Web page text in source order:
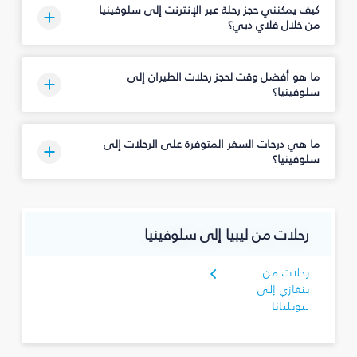
كيف يمكنني حجز رحلة عبر الإنترنت إلى سلوفينيا
من خلال فلاي دبي؟
ما هو أفضل وقت لحجز رحلات الطيران إلى
سلوفينيا؟
ما هي درجات السفر المتوفرة على الرحلات إلى
سلوفينيا؟
رحلات من ليبيا إلى سلوفينيا
رحلات من
بنغازي إلى
ليوبليانا